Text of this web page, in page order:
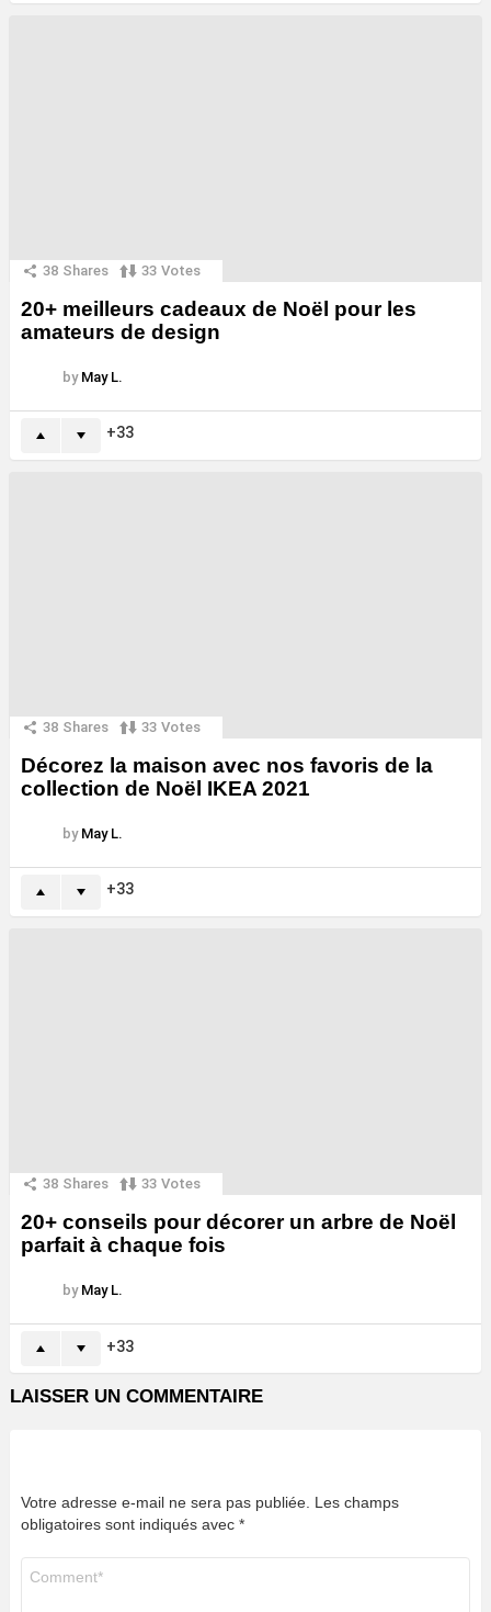
38 Shares 33 Votes
20+ meilleurs cadeaux de Noël pour les
amateurs de design
by May L.
33
38 Shares 33 Votes
Décorez la maison avec nos favoris de la
collection de Noël IKEA 2021
by May L.
33
38 Shares 33 Votes
20+ conseils pour décorer un arbre de Noël
parfait à chaque fois
by May L.
33
LAISSER UN COMMENTAIRE
Votre adresse e-mail ne sera pas publiée. Les champs
obligatoires sont indiqués avec *